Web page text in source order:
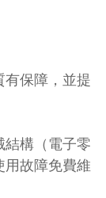
保障，並提
構（電子零
故障免費維